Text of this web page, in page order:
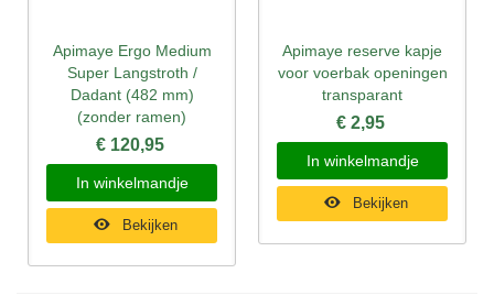
Apimaye Ergo Medium
Super Langstroth /
Dadant (482 mm)
(zonder ramen)
€ 120,95
In winkelmandje
Bekijken
Apimaye reserve kapje
voor voerbak openingen
transparant
€ 2,95
In winkelmandje
Bekijken